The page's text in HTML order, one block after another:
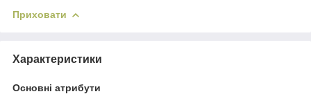
Приховати
Характеристики
Основні атрибути